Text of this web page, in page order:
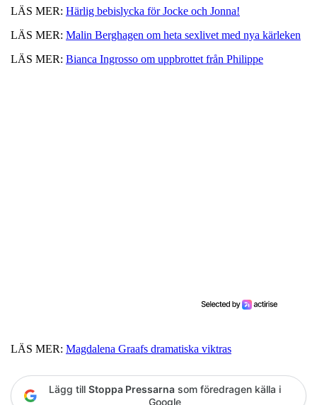
LÄS MER: Härlig bebislycka för Jocke och Jonna!
LÄS MER: Malin Berghagen om heta sexlivet med nya kärleken
LÄS MER: Bianca Ingrosso om uppbrottet från Philippe
LÄS MER: Magdalena Graafs dramatiska viktras
Lägg till Stoppa Pressarna som föredragen källa i
Google